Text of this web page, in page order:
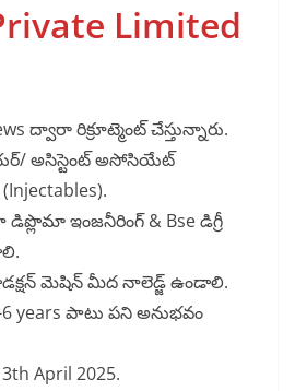
Limited
ద్వారా రిక్రూట్మెంట్ చేస్తున్నారు.
అసిస్టెంట్ అసోసియేట్
ఇంజనీరింగ్ & Bse డిగ్రీ
మెషిన్ మీద నాలెడ్జ్ ఉండాలి.
6 years పాటు పని అనుభవం
April 2025.